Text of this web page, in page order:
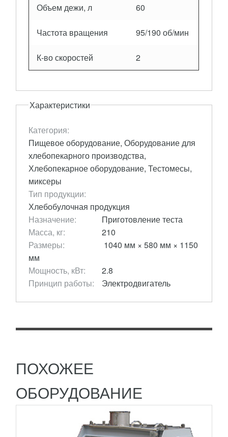
Объем дежи, л 60
Частота вращения 95/190 об/мин
К-во скоростей 2
Характеристики
Категория:
Пищевое оборудование, Оборудование для
хлебопекарного производства,
Хлебопекарное оборудование, Тестомесы,
миксеры
Тип продукции:
Хлебобулочная продукция
Назначение:
Приготовление теста
Масса, кг:
210
Размеры:
1040 мм × 580 мм × 1150
мм
Мощность, кВт:
2.8
Принцип работы:
Электродвигатель
ПОХОЖЕЕ
ОБОРУДОВАНИЕ
МАШИНА ЗАВАРОЧНАЯ (НЕРЖ) ХЗМ-100
199 290RUB
Заварные сорта хлеба, опары, сиропы, глазурь и